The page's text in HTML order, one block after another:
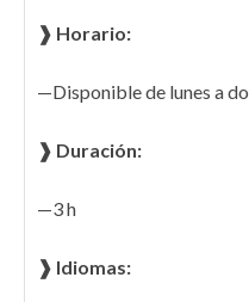
❱ Horario:
—Disponible de lunes a
❱ Duración:
—3 h
❱ Idiomas: